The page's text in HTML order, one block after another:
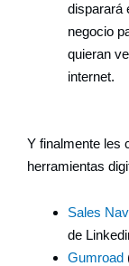
disparará
negocio
quieran
internet.
Y finalmente les
herramientas
Sales
de
Gumroad